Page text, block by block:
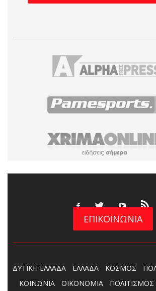
ΕΠΙΚΟΙΝΩΝΙΑ
ΔΥΤΙΚΗ ΕΛΛΑΔΑ ΕΛΛΑΔΑ ΚΟΣΜΟΣ
ΚΟΙΝΩΝΙΑ
ΟΙΚΟΝΟΜΙΑ ΠΟΛΙΤΙΣΜΟΣ